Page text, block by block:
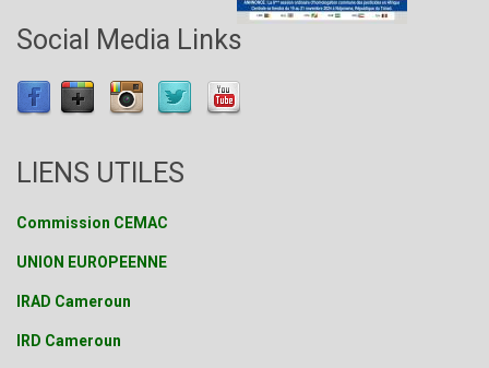
Social Media Links
LIENS UTILES
Commission CEMAC
UNION EUROPEENNE
IRAD Cameroun
IRD Cameroun